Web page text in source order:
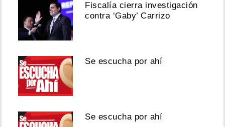
Fiscalía cierra investigación
contra ‘Gaby’ Carrizo
Se escucha por ahí
Se escucha por ahí